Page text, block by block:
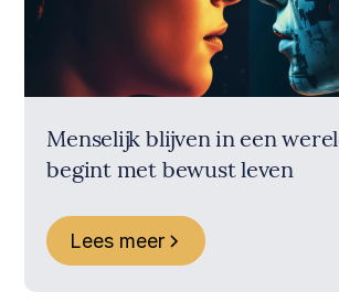
Menselijk blijven in een
begint met bewust leven
Lees meer